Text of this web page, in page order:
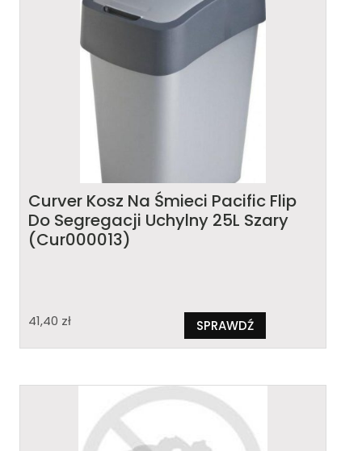
Curver Kosz Na Śmieci Pacific Flip
Do Segregacji Uchylny 25L Szary
(Cur000013)
41,40 zł SPRAWDŹ